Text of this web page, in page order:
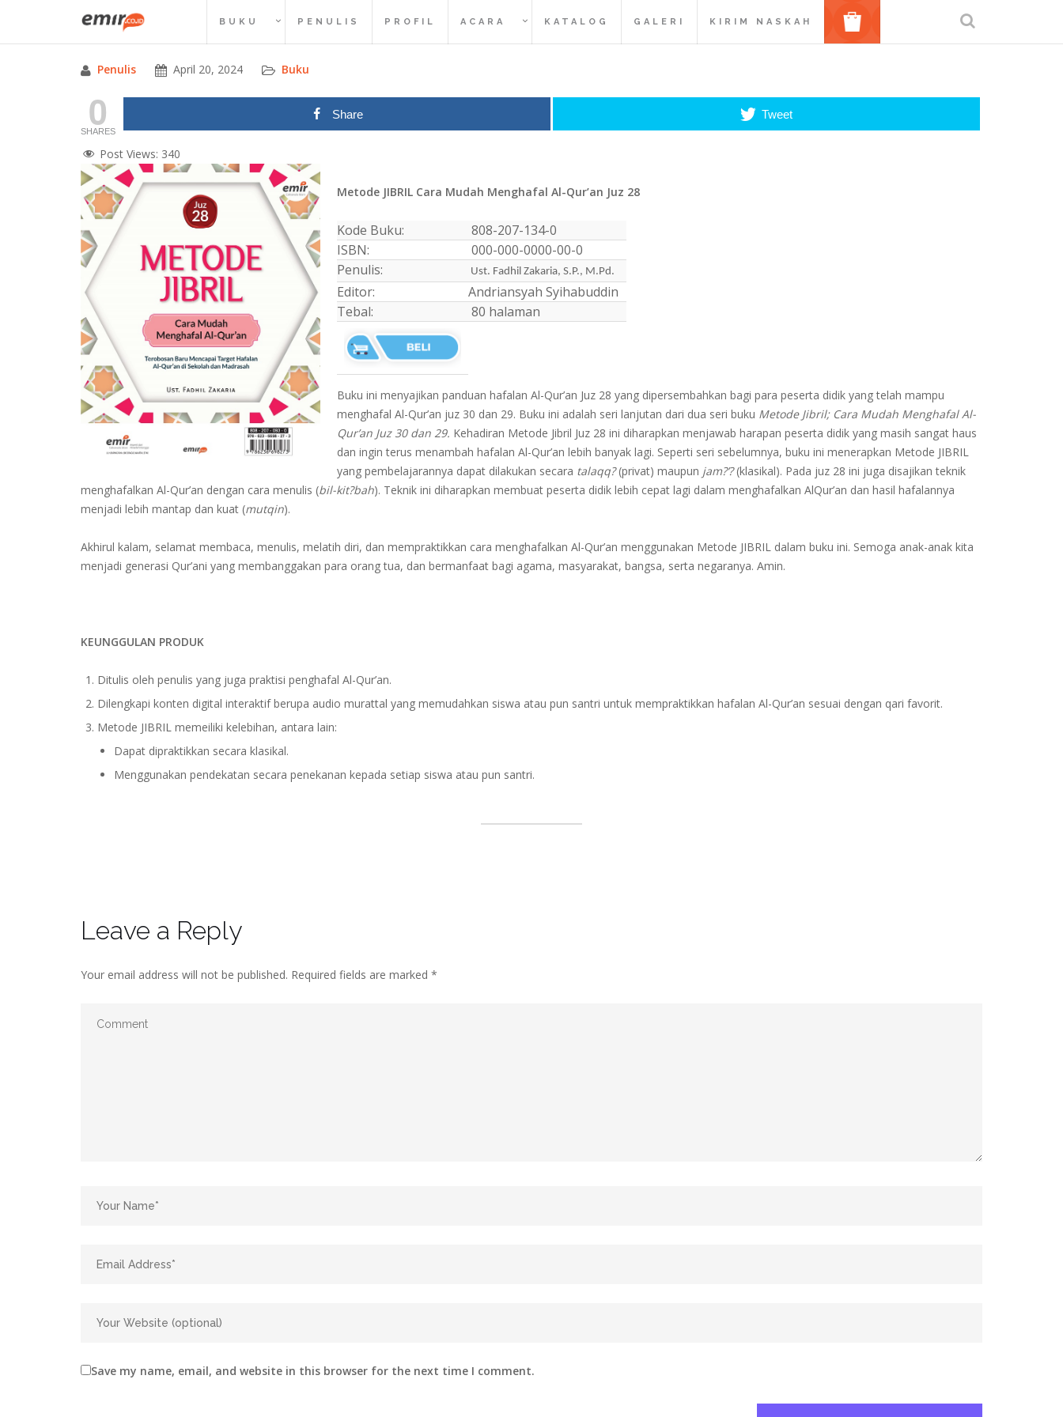
content
BUKU PENULIS PROFIL ACARA KATALOG GALERI KIRIM NASKAH BELANJA
Penulis April 20, 2024 Buku
0
SHARES
Share Tweet
Post Views: 340
Metode JIBRIL Cara Mudah Menghafal Al-Qur’an Juz 28
Kode Buku:
808-207-134-0
ISBN:
000-000-0000-00-0
Penulis:
Ust. Fadhil Zakaria, S.P., M.Pd.
Editor:
Andriansyah Syihabuddin
Tebal:
80 halaman
Buku ini menyajikan panduan hafalan Al-Qur’an Juz 28 yang dipersembahkan bagi para peserta didik yang telah mampu
menghafal Al-Qur’an juz 30 dan 29. Buku ini adalah seri lanjutan dari dua seri buku Metode Jibril; Cara Mudah Menghafal Al-
Qur’an Juz 30 dan 29. Kehadiran Metode Jibril Juz 28 ini diharapkan menjawab harapan peserta didik yang masih sangat haus
dan ingin terus menambah hafalan Al-Qur’an lebih banyak lagi. Seperti seri sebelumnya, buku ini menerapkan Metode JIBRIL
yang pembelajarannya dapat dilakukan secara talaqq?(privat) maupun jam?’?(klasikal). Pada juz 28 ini juga disajikan teknik
menghafalkan Al-Qur’an dengan cara menulis (bil-kit?bah). Teknik ini diharapkan membuat peserta didik lebih cepat lagi dalam menghafalkan AlQur’an dan hasil hafalannya
menjadi lebih mantap dan kuat (mutqin).
Akhirul kalam, selamat membaca, menulis, melatih diri, dan mempraktikkan cara menghafalkan Al-Qur’an menggunakan Metode JIBRIL dalam buku ini. Semoga anak-anak kita
menjadi generasi Qur’ani yang membanggakan para orang tua, dan bermanfaat bagi agama, masyarakat, bangsa, serta negaranya. Amin.
KEUNGGULAN PRODUK
Ditulis oleh penulis yang juga praktisi penghafal Al-Qur’an.
Dilengkapi konten digital interaktif berupa audio murattal yang memudahkan siswa atau pun santri untuk mempraktikkan hafalan Al-Qur’an sesuai dengan qari favorit.
Metode JIBRIL memeiliki kelebihan, antara lain:
Dapat dipraktikkan secara klasikal.
Menggunakan pendekatan secara penekanan kepada setiap siswa atau pun santri.
Leave a Reply
Your email address will not be published. Required fields are marked *
Save my name, email, and website in this browser for the next time I comment.